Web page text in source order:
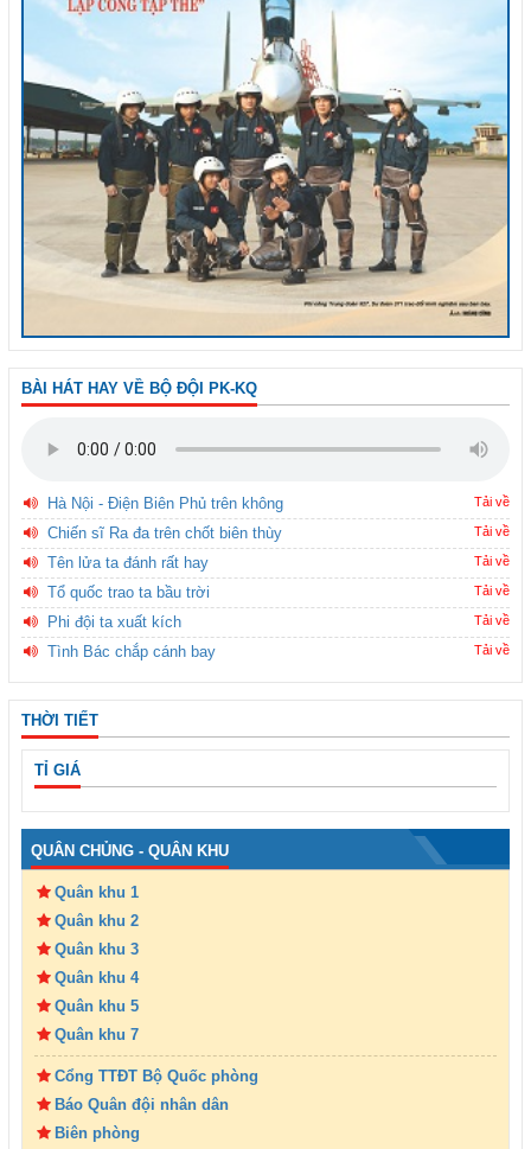
BÀI HÁT HAY VỀ BỘ ĐỘI PK-KQ
Hà Nội - Điện Biên Phủ trên không Tải về
Chiến sĩ Ra đa trên chốt biên thùy Tải về
Tên lửa ta đánh rất hay Tải về
Tổ quốc trao ta bầu trời Tải về
Phi đội ta xuất kích Tải về
Tình Bác chắp cánh bay Tải về
THỜI TIẾT
TỈ GIÁ
QUÂN CHỦNG - QUÂN KHU
Quân khu 1
Quân khu 2
Quân khu 3
Quân khu 4
Quân khu 5
Quân khu 7
Cổng TTĐT Bộ Quốc phòng
Báo Quân đội nhân dân
Biên phòng